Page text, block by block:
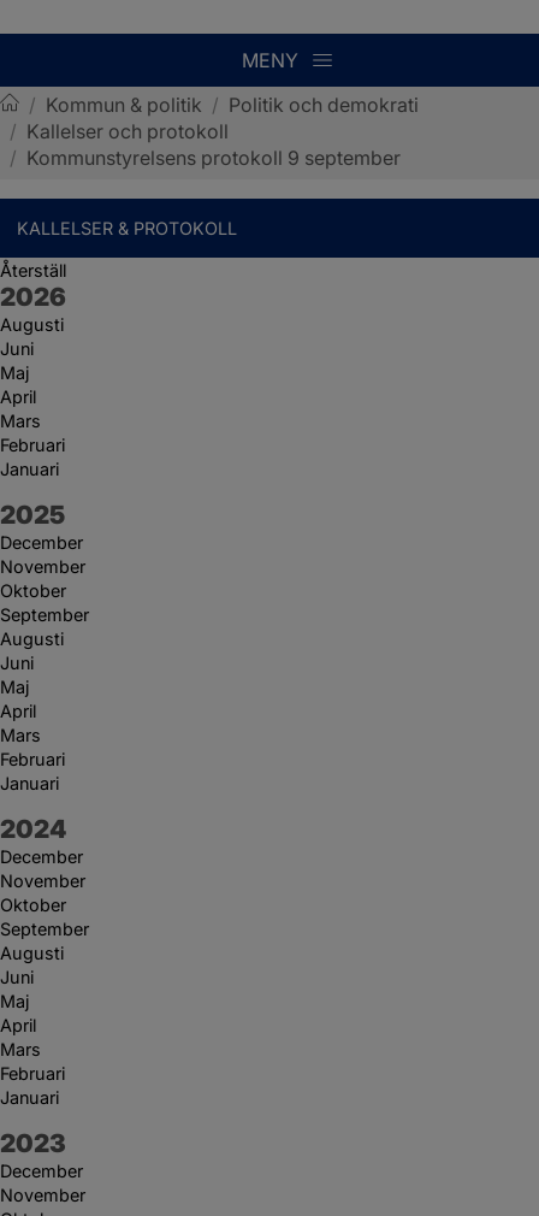
MENY
Sotenäs kommun
/ Kommun & politik / Politik och demokrati
/ Kallelser och protokoll
/ Kommunstyrelsens protokoll 9 september
KALLELSER & PROTOKOLL
Återställ
År:
2026
Augusti
Juni
Maj
April
Mars
Februari
Januari
År:
2025
December
November
Oktober
September
Augusti
Juni
Maj
April
Mars
Februari
Januari
År:
2024
December
November
Oktober
September
Augusti
Juni
Maj
April
Mars
Februari
Januari
År:
2023
December
November